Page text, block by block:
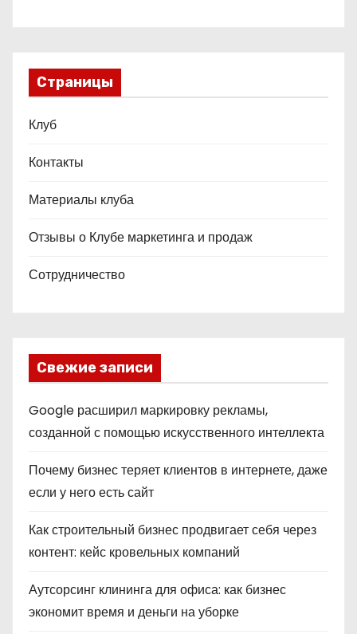
Страницы
Клуб
Контакты
Материалы клуба
Отзывы о Клубе маркетинга и продаж
Сотрудничество
Свежие записи
Google расширил маркировку рекламы,
созданной с помощью искусственного интеллекта
Почему бизнес теряет клиентов в интернете, даже
если у него есть сайт
Как строительный бизнес продвигает себя через
контент: кейс кровельных компаний
Аутсорсинг клининга для офиса: как бизнес
экономит время и деньги на уборке